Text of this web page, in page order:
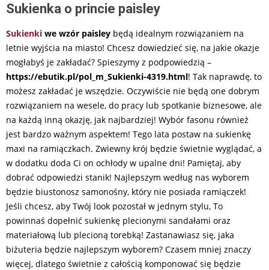
Sukienka o princie paisley
Sukienki we wzór paisley będą idealnym rozwiązaniem na
letnie wyjścia na miasto! Chcesz dowiedzieć się, na jakie okazje
mogłabyś je zakładać? Spieszymy z podpowiedzią –
https://ebutik.pl/pol_m_Sukienki-4319.html! Tak naprawdę, to
możesz zakładać je wszędzie. Oczywiście nie będą one dobrym
rozwiązaniem na wesele, do pracy lub spotkanie biznesowe, ale
na każdą inną okazję, jak najbardziej! Wybór fasonu również
jest bardzo ważnym aspektem! Tego lata postaw na sukienkę
maxi na ramiączkach. Zwiewny krój będzie świetnie wyglądać, a
w dodatku doda Ci on ochłody w upalne dni! Pamiętaj, aby
dobrać odpowiedzi stanik! Najlepszym według nas wyborem
będzie biustonosz samonośny, który nie posiada ramiączek!
Jeśli chcesz, aby Twój look pozostał w jednym stylu, To
powinnaś dopełnić sukienkę plecionymi sandałami oraz
materiałową lub plecioną torebką! Zastanawiasz się, jaka
biżuteria będzie najlepszym wyborem? Czasem mniej znaczy
więcej, dlatego świetnie z całością komponować się będzie